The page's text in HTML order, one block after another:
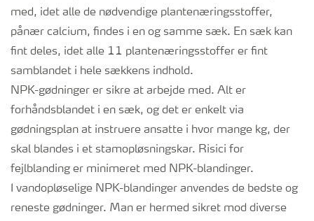
med, idet alle de nødvendige plantenæringsstoffer,
pånær calcium, findes i en og samme sæk. En sæk kan
fint deles, idet alle 11 plantenæringsstoffer er fint
samblandet i hele sækkens indhold.
NPK-gødninger er sikre at arbejde med. Alt er
forhåndsblandet i en sæk, og det er enkelt via
gødningsplan at instruere ansatte i hvor mange kg, der
skal blandes i et stamopløsningskar. Risici for
fejlblanding er minimeret med NPK-blandinger.
I vandopløselige NPK-blandinger anvendes de bedste og
reneste gødninger. Man er hermed sikret mod diverse